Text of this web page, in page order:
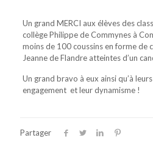
Un grand MERCI aux élèves des
collège Philippe de Commynes à
moins de 100 coussins en forme
Jeanne de Flandre atteintes d’un
Un grand bravo à eux ainsi qu’à
engagement et leur dynamisme !
Partager